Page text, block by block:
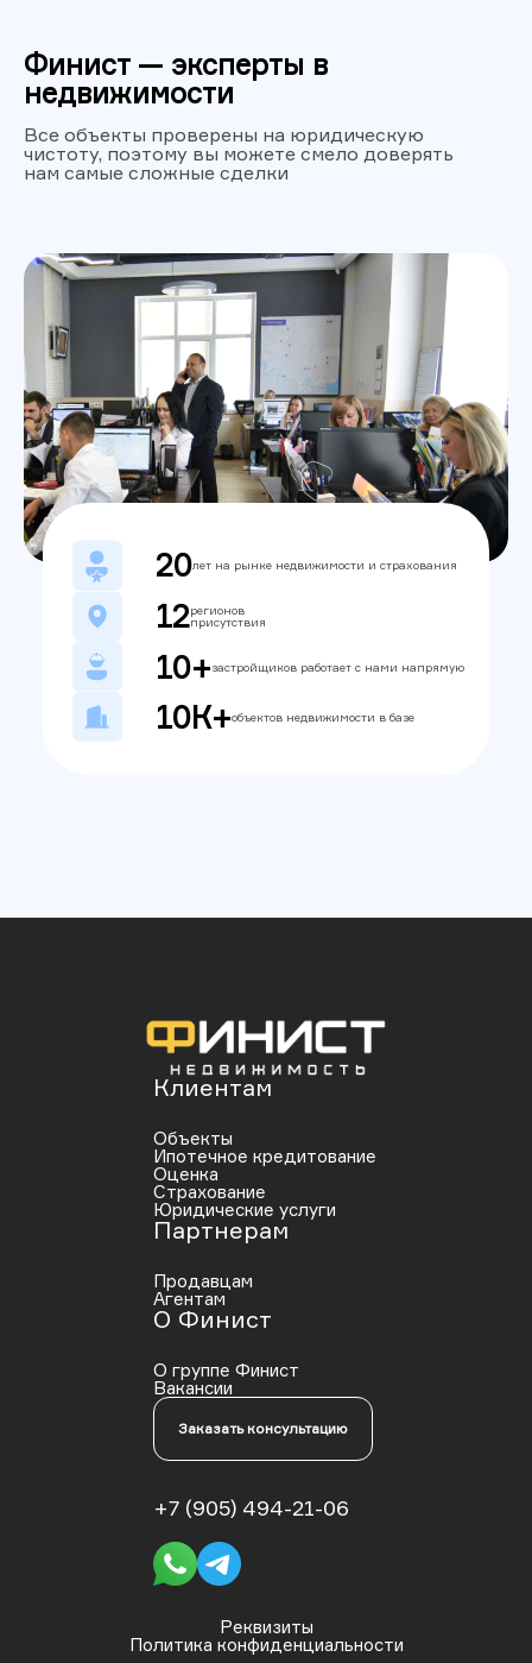
Финист — эксперты в
недвижимости
Все объекты проверены на юридическую
чистоту, поэтому вы можете смело доверять
нам самые сложные сделки
20лет на рынке недвижимости и страхования
12регионов
присутствия
10+застройщиков работает с нами напрямую
10К+объектов недвижимости в базе
Клиентам
Объекты
Ипотечное кредитование
Оценка
Страхование
Юридические услуги
Партнерам
Продавцам
Агентам
О Финист
О группе Финист
Вакансии
Заказать консультацию
+7 (905) 494-21-06
Реквизиты
Политика конфиденциальности